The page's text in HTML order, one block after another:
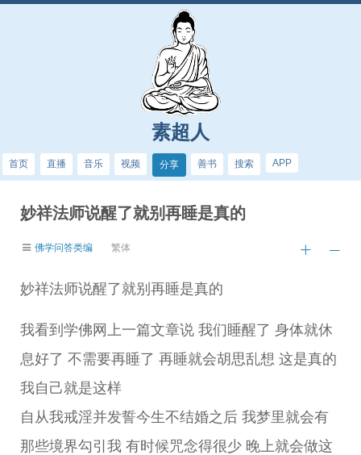
素超人
首页 直播 音乐 视频 分享 善书 搜索 APP
妙祥法师说醒了就别再睡是真的
佛学问答类编 繁体
妙祥法师说醒了就别再睡是真的
我看到学佛网上一篇文章说 我们睡醒了 身体就休
息好了 不需要再睡了 再睡就会胡思乱想 这是真的
我自己就是这样
自从我戒淫并发誓今生不结婚之后 我梦里就会有
那些境界勾引我 有时候咒念得很少 晚上就会做这